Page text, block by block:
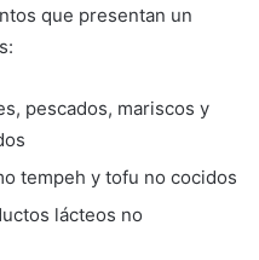
que presentan un
pescados, mariscos y
tempeh y tofu no cocidos
lácteos no